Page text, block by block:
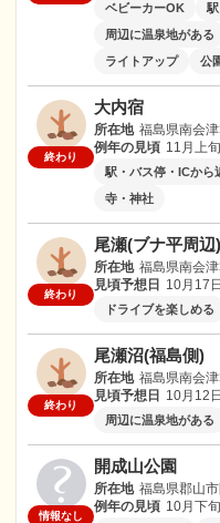
ベビーカーOK
周辺に温泉地がある
ライトアップ
公
終わり
大内宿
所在地 福島県南会
例年の見頃 11月上旬
駅・バス停・ICから
寺・神社
終わり
尾瀬(ブナ平周辺)
所在地 福島県南会
見頃予想日
10月17日
ドライブを楽しめる
終わり
尾瀬沼(福島側)
所在地 福島県南会
見頃予想日
10月12日
周辺に温泉地がある
情報なし
開成山公園
所在地 福島県郡山
例年の見頃 10月下